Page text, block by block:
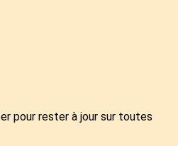
pour rester à jour sur toutes